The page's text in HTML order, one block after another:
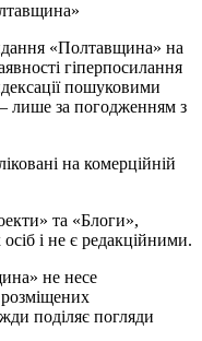
«Полтавщина» на
гіперпосилання
пошуковими
лише за погодженням з
на комерційній
та «Блоги»,
осіб і не є редакційними.
не несе
розміщених
поділяє погляди